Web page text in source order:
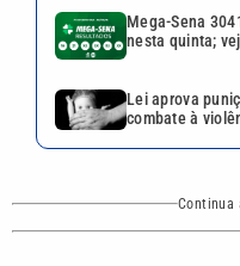
Mega-Sena
nesta quinta;
Lei aprova
combate à
Continua